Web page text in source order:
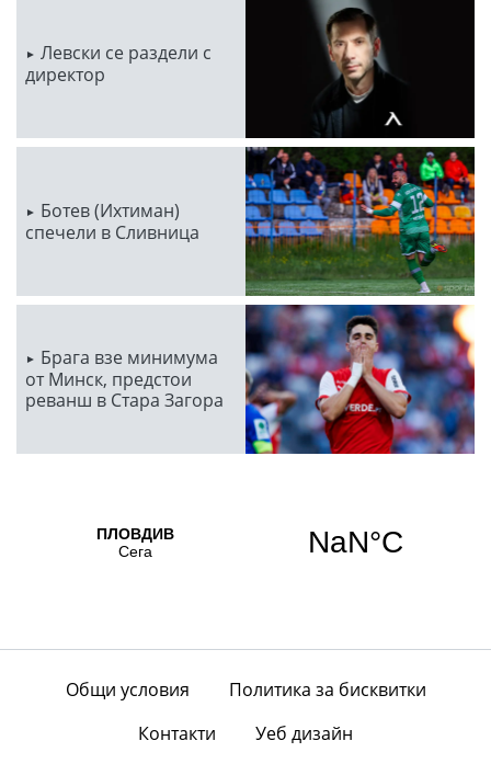
Левски се раздели с
директор
Ботев (Ихтиман)
спечели в Сливница
Брага взе минимума
от Минск, предстои
реванш в Стара Загора
Общи условия
Политика за бисквитки
Контакти
Уеб дизайн